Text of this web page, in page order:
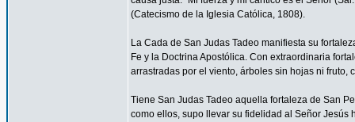
(Catecismo de la Iglesia Católica, 1808).
La Cada de San Judas Tadeo manifiesta su
Fe y la Doctrina Apostólica. Con extraordinaria
arrastradas por el viento, árboles sin hojas ni fruto,
Tiene San Judas Tadeo aquella fortaleza de San
como ellos, supo llevar su fidelidad al Señor Jesús